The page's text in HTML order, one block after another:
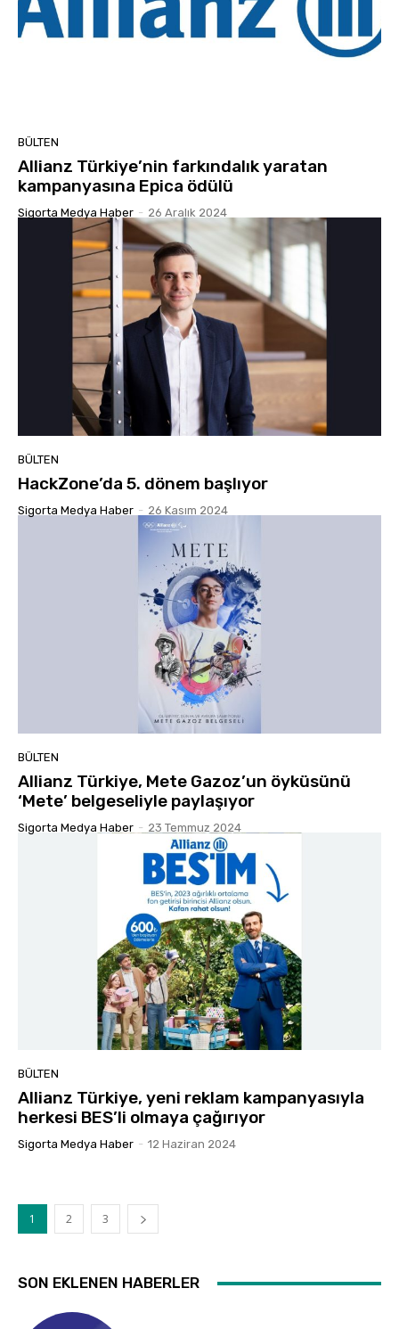
BÜLTEN
Allianz Türkiye’nin farkındalık yaratan
kampanyasına Epica ödülü
Sigorta Medya Haber - 26 Aralık 2024
BÜLTEN
HackZone’da 5. dönem başlıyor
Sigorta Medya Haber - 26 Kasım 2024
BÜLTEN
Allianz Türkiye, Mete Gazoz’un öyküsünü
‘Mete’ belgeseliyle paylaşıyor
Sigorta Medya Haber - 23 Temmuz 2024
BÜLTEN
Allianz Türkiye, yeni reklam kampanyasıyla
herkesi BES’li olmaya çağırıyor
Sigorta Medya Haber - 12 Haziran 2024
1 2 3
SON EKLENEN HABERLER